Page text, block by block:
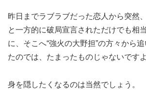
昨日までラブラブだった恋人から突然
と一方的に破局宣言されただけでも相
に、そこへ“強火の大野担”の方々から
たのでは、たまったものじゃないですよ
身を隠したくなるのは当然でしょう。